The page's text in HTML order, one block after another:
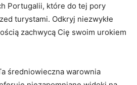
Portugalii, które do tej pory
⁣turystami. Odkryj ⁤niezwykłe
zachwycą⁣ Cię swoim urokiem
średniowieczna warownia